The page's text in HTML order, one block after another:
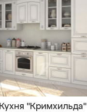
Кухня "Кримхильда"